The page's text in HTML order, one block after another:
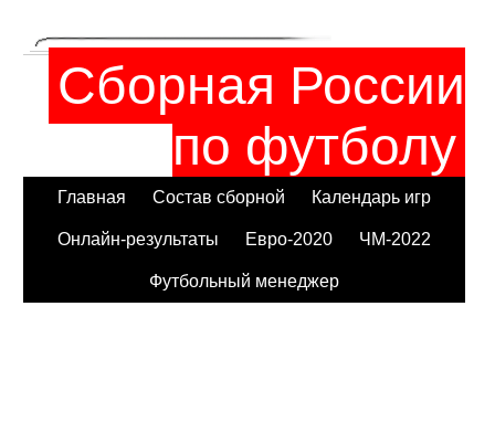
Сборная России
по футболу
Главная Состав сборной Календарь игр
Онлайн-результаты Евро-2020 ЧМ-2022
Футбольный менеджер